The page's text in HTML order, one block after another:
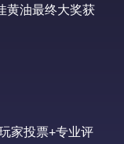
黄油最终大奖获
家投票+专业评